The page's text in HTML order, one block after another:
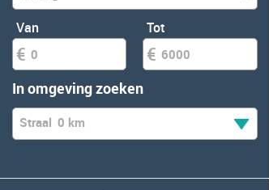
Van Tot
In omgeving zoeken
Straal 0 km